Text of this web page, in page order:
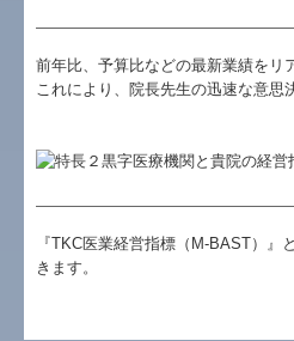
個人情報保護方針
経営革新等支援機関とは
前年比、予算比などの最新業績をリ
これにより、院長先生の迅速な意思
『TKC医業経営指標（M-BAST）』
きます。